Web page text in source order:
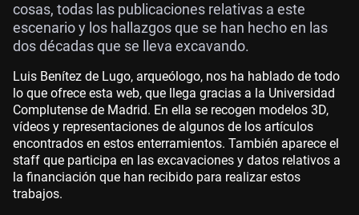
cosas, todas las publicaciones relativas a este
escenario y los hallazgos que se han hecho en las
dos décadas que se lleva excavando.
Luis Benítez de Lugo, arqueólogo, nos ha hablado de todo
lo que ofrece esta web, que llega gracias a la Universidad
Complutense de Madrid. En ella se recogen modelos 3D,
vídeos y representaciones de algunos de los artículos
encontrados en estos enterramientos. También aparece el
staff que participa en las excavaciones y datos relativos a
la financiación que han recibido para realizar estos
trabajos.